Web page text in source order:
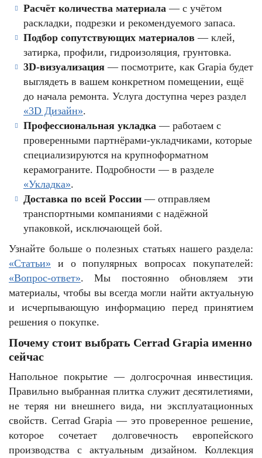
Расчёт количества материала — с учётом
раскладки, подрезки и рекомендуемого запаса.
Подбор сопутствующих материалов — клей,
затирка, профили, гидроизоляция, грунтовка.
3D-визуализация — посмотрите, как Grapia будет
выглядеть в вашем конкретном помещении, ещё
до начала ремонта. Услуга доступна через раздел
«3D Дизайн».
Профессиональная укладка — работаем с
проверенными партнёрами-укладчиками, которые
специализируются на крупноформатном
керамограните. Подробности — в разделе
«Укладка».
Доставка по всей России — отправляем
транспортными компаниями с надёжной
упаковкой, исключающей бой.
Узнайте больше о полезных статьях нашего раздела:
«Статьи» и о популярных вопросах покупателей:
«Вопрос-ответ». Мы постоянно обновляем эти
материалы, чтобы вы всегда могли найти актуальную
и исчерпывающую информацию перед принятием
решения о покупке.
Почему стоит выбрать Cerrad Grapia именно
сейчас
Напольное покрытие — долгосрочная инвестиция.
Правильно выбранная плитка служит десятилетиями,
не теряя ни внешнего вида, ни эксплуатационных
свойств. Cerrad Grapia — это проверенное решение,
которое сочетает долговечность европейского
производства с актуальным дизайном. Коллекция